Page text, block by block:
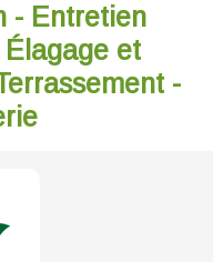
- Entretien
et
-